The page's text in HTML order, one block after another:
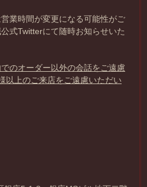
業時間が変更になる可能性がご
式Twitterにて随時お知らせいた
のオーダー以外の会話をご遠慮
以上のご来店をご遠慮いただい